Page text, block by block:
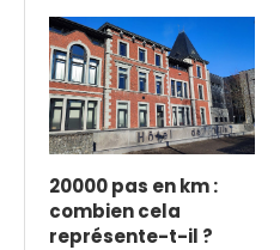
20000 pas en km :
combien cela
représente-t-il ?